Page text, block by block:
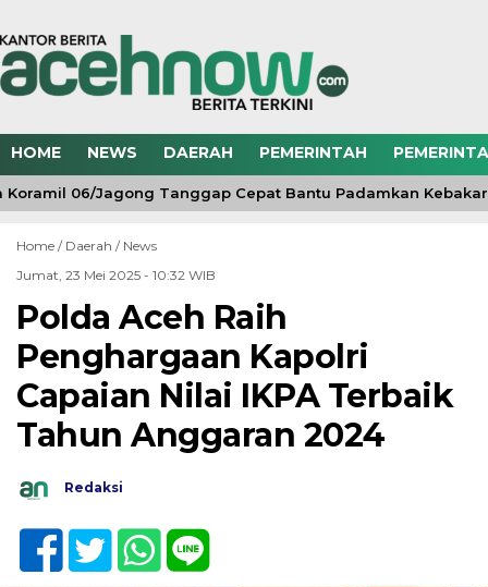
HOME NEWS DAERAH PEMERINTAH
06/Jagong Tanggap Cepat Bantu Padamkan
Home / Daerah / News
Jumat, 23 Mei 2025 - 10:32 WIB
Polda Aceh Raih
Penghargaan Kapolri
Capaian Nilai IKPA Terbaik
Tahun Anggaran 2024
Redaksi